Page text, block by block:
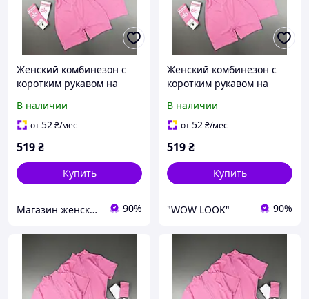
Женский комбинезон с
коротким рукавом на
качественный
микродайвинг XsS ML LXL
шоколад молоко
В наличии
от52₴/мес
519₴
Купить
Магазин женской одежды "Lamade" 90%
Женский комбинезон с
коротким рукавом на
качественный
микродайвинг XsS ML LXL
шоколад молоко
В наличии
от52₴/мес
519₴
Купить
"WOW LOOK" 90%